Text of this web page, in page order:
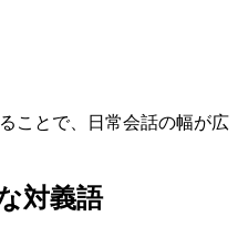
ことで、日常会話の幅が広
対義語